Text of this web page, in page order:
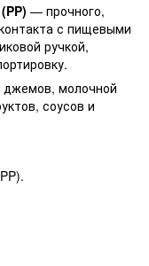
— прочного,
с пищевыми
ручкой,
джемов, молочной
соусов и